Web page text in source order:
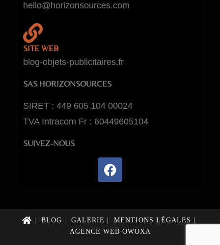
hello@horizonsources.com
SITE WEB
blog-objets-publicitaires.fr
SAS HORIZONSOURCES
SIRET : 449 605 104 00024
TVA Intracom Fr : 60449605104
SUIVEZ-NOUS
BLOG GALERIE
MENTIONS LÉGALES
AGENCE WEB OWOXA